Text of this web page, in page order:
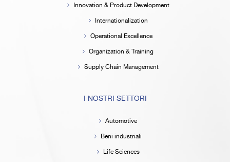
Innovation & Product Development
Internationalization
Operational Excellence
Organization & Training
Supply Chain Management
I NOSTRI SETTORI
Automotive
Beni industriali
Life Sciences